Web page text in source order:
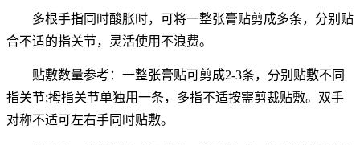
多根手指同时酸胀时，可将一整张膏贴剪成多条，分别贴
合不适的指关节，灵活使用不浪费。
贴敷数量参考：一整张膏贴可剪成2-3条，分别贴敷不同
指关节;拇指关节单独用一条，多指不适按需剪裁贴敷。双手
对称不适可左右手同时贴敷。